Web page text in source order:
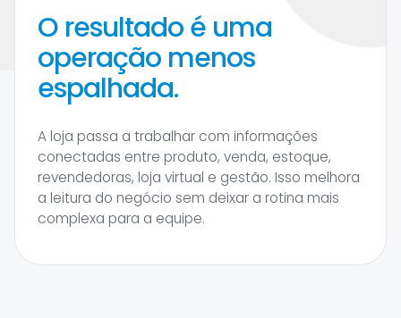
O resultado é uma
operação menos
espalhada.
A loja passa a trabalhar com informações
conectadas entre produto, venda, estoque,
revendedoras, loja virtual e gestão. Isso melhora
a leitura do negócio sem deixar a rotina mais
complexa para a equipe.